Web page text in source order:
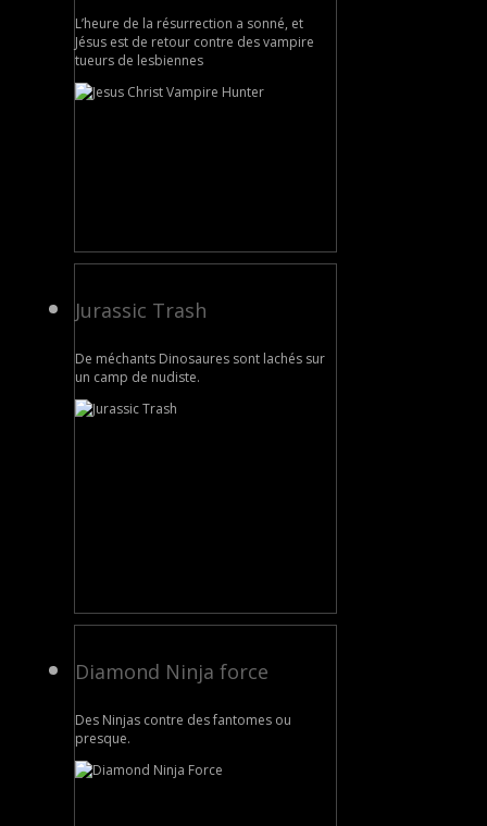
L’heure de la résurrection a sonné, et
Jésus est de retour contre des vampire
tueurs de lesbiennes
Jurassic Trash
De méchants Dinosaures sont lachés sur
un camp de nudiste.
Diamond Ninja force
Des Ninjas contre des fantomes ou
presque.